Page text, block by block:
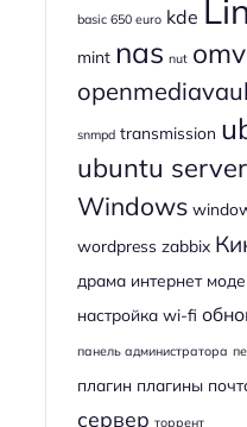
basic 650 euro kde
mint nas nut omv
snmpd transmission
ubuntu
Windows
wordpress zabbix
драма интернет
настройка wi-fi
панель администратора
плагин плагины
сервер торрент